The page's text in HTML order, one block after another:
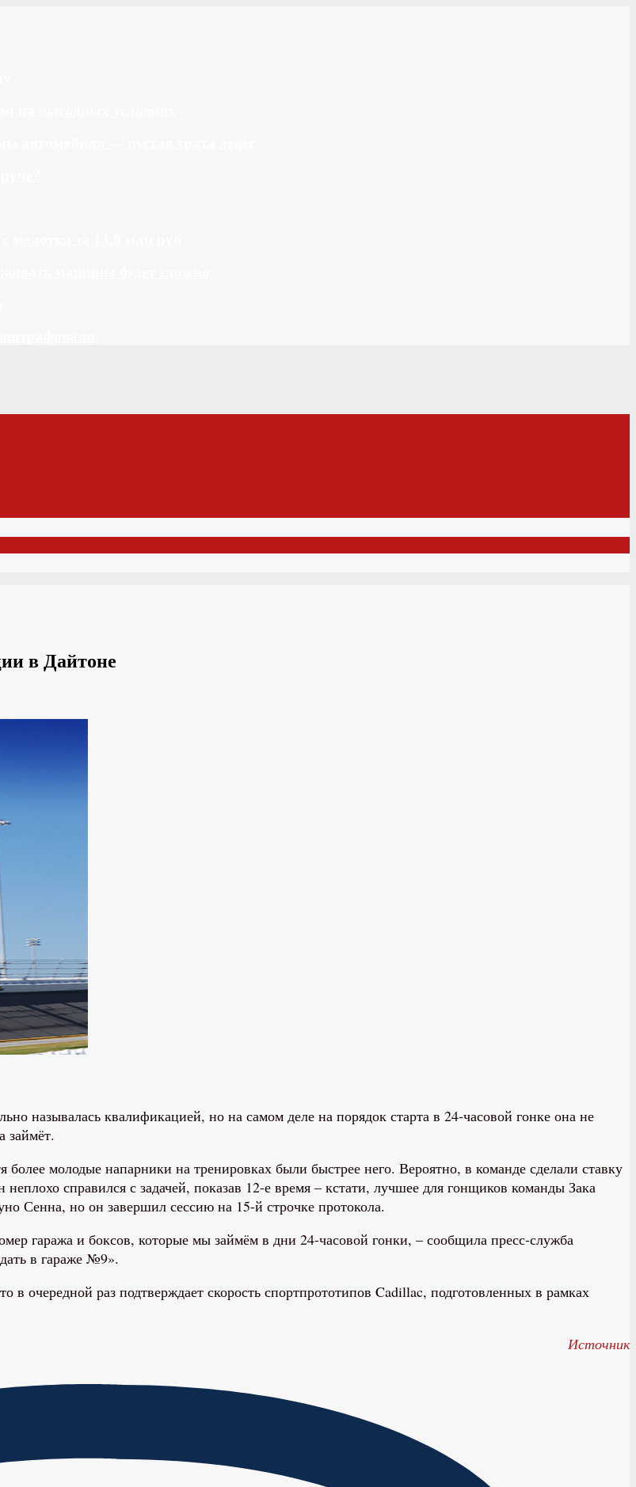
в Дайтоне
называлась квалификацией, но на самом деле на порядок старта в 24-часовой гонке она не
займёт.
молодые напарники на тренировках были быстрее него. Вероятно, в команде сделали ставку
справился с задачей, показав 12-е время – кстати, лучшее для гонщиков команды Зака
Сенна, но он завершил сессию на 15-й строчке протокола.
гаража и боксов, которые мы займём в дни 24-часовой гонки, – сообщила пресс-служба
в гараже №9».
очередной раз подтверждает скорость спортпрототипов Cadillac, подготовленных в рамках
Источник